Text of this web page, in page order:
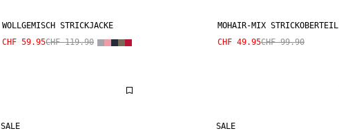
WOLLGEMISCH STRICKJACKE
CHF 59.95CHF 119.90
MOHAIR-MIX STRICKOBERTEIL
CHF 49.95CHF 99.90
SALE SALE